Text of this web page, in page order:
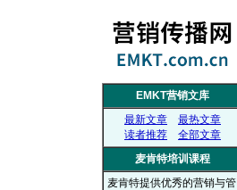
EMKT营销文库
最新文章
最热文章
读者推荐
全部文章
麦肯特培训课程
麦肯特提供优秀的营销与管